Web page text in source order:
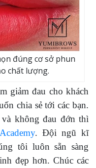
đúng cơ sở phun
chất lượng.
giảm đau cho khách
chia sẻ tới các bạn.
không đau đớn thì
. Đội ngũ kĩ
tôi luôn sẵn sàng
đẹp hơn. Chúc các